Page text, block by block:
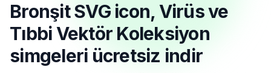
Bronşit SVG icon, Virüs ve
Tıbbi Vektör Koleksiyon
simgeleri ücretsiz indir